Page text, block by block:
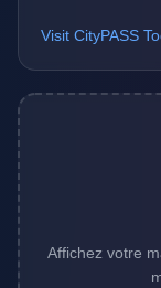
Visit CityPASS
Affichez votre